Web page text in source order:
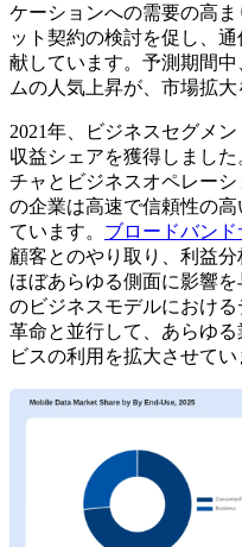
ケーションへの需要の高
ット契約の検討を促し、
献しています。予測期間
ムの人気上昇が、市場拡
2021年、ビジネスセグメ
収益シェアを獲得しまし
チャとビジネスオペレー
の企業は高速で信頼性の
ています。 ブロードバンド
顧客とのやり取り、利益
ほぼあらゆる側面に影響
のビジネスモデルにおけ
革命と並行して、あらゆ
ビスの利用を拡大させてい